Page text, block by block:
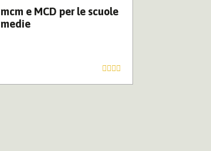
mcm e MCD per le scuole
medie